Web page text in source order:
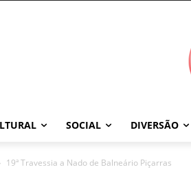
SOCIAL DIVERSÃO
19ª Travessia a Nado de Balneário Piçarras